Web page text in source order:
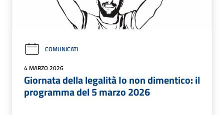
COMUNICATI
4 MARZO 2026
Giornata della legalità Io non dimentico: il
programma del 5 marzo 2026